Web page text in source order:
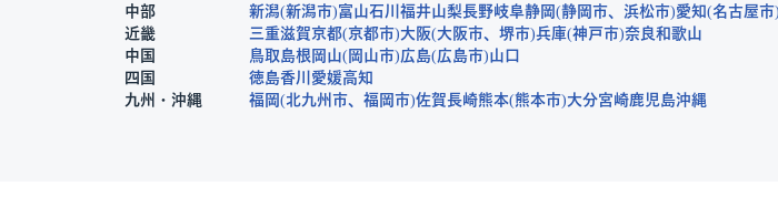
中部
新潟 新潟市 富山石川 福井山梨長野岐阜静岡 静岡市 浜松市 愛知 名古屋市
近畿
三重滋賀京都 京都市 大阪 大阪市 堺市 兵庫 神戸市 奈良和歌山
中国
鳥取 島根 岡山 岡山市 広島 広島市 山口
四国
徳島香川 愛媛高知
九州・沖縄
福岡 北九州市 福岡市 佐賀長崎熊本 熊本市 大分宮崎鹿児島沖縄